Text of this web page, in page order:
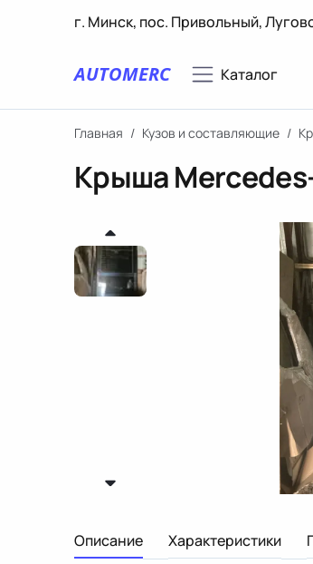
г. Минск, пос. Привольный,
AUTOMERC Каталог
Главная / Кузов и составляющие /
Крыша
Описание Характеристики